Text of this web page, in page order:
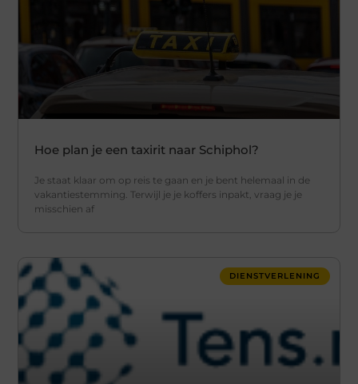
Hoe plan je een taxirit naar Schiphol?
Je staat klaar om op reis te gaan en je bent helemaal in de
vakantiestemming. Terwijl je je koffers inpakt, vraag je je
misschien af
DIENSTVERLENING